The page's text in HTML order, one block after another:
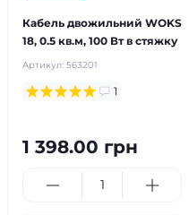
Кабель двожильний WOKS
18, 0.5 кв.м, 100 Вт в стяжку
Артикул: 563201
1
1 398.00 грн